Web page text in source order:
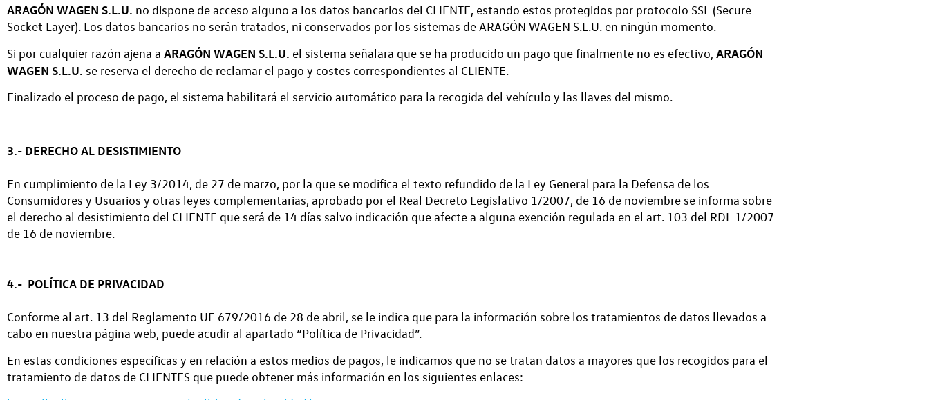
ARAGÓN WAGEN S.L.U. no dispone de acceso alguno a los datos bancarios del CLIENTE, estando estos protegidos por protocolo SSL (Secure
Socket Layer). Los datos bancarios no serán tratados, ni conservados por los sistemas de ARAGÓN WAGEN S.L.U. en ningún momento.
Si por cualquier razón ajena a ARAGÓN WAGEN S.L.U. el sistema señalara que se ha producido un pago que finalmente no es efectivo, ARAGÓN
WAGEN S.L.U. se reserva el derecho de reclamar el pago y costes correspondientes al CLIENTE.
Finalizado el proceso de pago, el sistema habilitará el servicio automático para la recogida del vehículo y las llaves del mismo.
3.- DERECHO AL DESISTIMIENTO
En cumplimiento de la Ley 3/2014, de 27 de marzo, por la que se modifica el texto refundido de la Ley General para la Defensa de los
Consumidores y Usuarios y otras leyes complementarias, aprobado por el Real Decreto Legislativo 1/2007, de 16 de noviembre se informa sobre
el derecho al desistimiento del CLIENTE que será de 14 días salvo indicación que afecte a alguna exención regulada en el art. 103 del RDL 1/2007
de 16 de noviembre.
4.- POLÍTICA DE PRIVACIDAD
Conforme al art. 13 del Reglamento UE 679/2016 de 28 de abril, se le indica que para la información sobre los tratamientos de datos llevados a
cabo en nuestra página web, puede acudir al apartado “Política de Privacidad”.
En estas condiciones específicas y en relación a estos medios de pagos, le indicamos que no se tratan datos a mayores que los recogidos para el
tratamiento de datos de CLIENTES que puede obtener más información en los siguientes enlaces: